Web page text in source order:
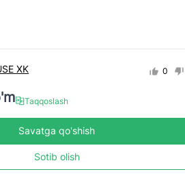
XK 0
Taqqoslash
Savatga qo'shish
Sotib olish